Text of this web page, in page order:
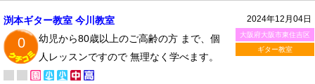
2024年12月04日
大阪府大阪市東住吉区
ギター教室
渕本ギター教室 今川教室
0
幼児から80歳以上のご高齢の方 まで、個
人レッスンですので 無理なく学べます。